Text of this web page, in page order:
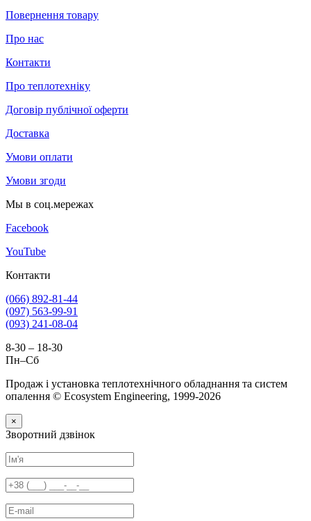
Повернення товару
Про нас
Контакти
Про теплотехніку
Договір публічної оферти
Доставка
Умови оплати
Умови згоди
Мы в соц.мережах
Facebook
YouTube
Контакти
(066) 892-81-44
(097) 563-99-91
(093) 241-08-04
8-30 – 18-30
Пн–Сб
Продаж і установка теплотехнічного обладнання та систем
опалення © Ecosystem Engineering, 1999-2026
×
Зворотний дзвінок